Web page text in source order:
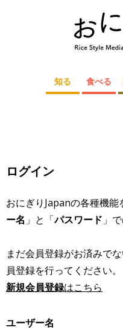
知る 食べる
ログイン
おにぎりJapanの各種機
ー名 」と「パスワード 」
まだ会員登録がお済みで
員登録を行ってください。
新規会員登録はこちら
ユーザー名